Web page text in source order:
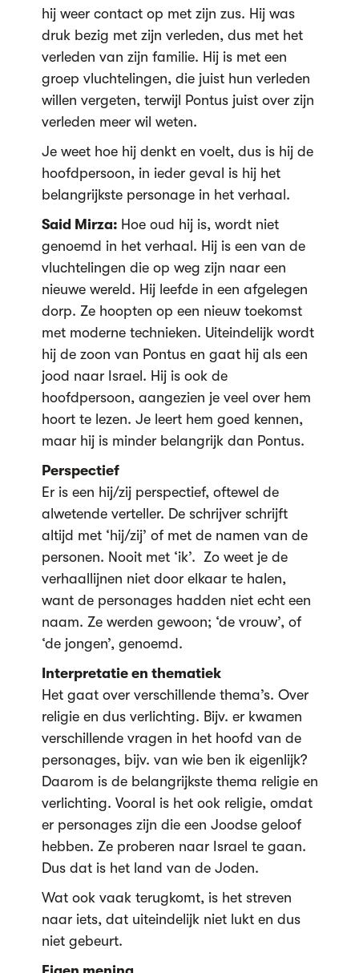
hij weer contact op met zijn zus. Hij was
druk bezig met zijn verleden, dus met het
verleden van zijn familie. Hij is met een
groep vluchtelingen, die juist hun verleden
willen vergeten, terwijl Pontus juist over zijn
verleden meer wil weten.
Je weet hoe hij denkt en voelt, dus is hij de
hoofdpersoon, in ieder geval is hij het
belangrijkste personage in het verhaal.
Said Mirza: Hoe oud hij is, wordt niet
genoemd in het verhaal. Hij is een van de
vluchtelingen die op weg zijn naar een
nieuwe wereld. Hij leefde in een afgelegen
dorp. Ze hoopten op een nieuw toekomst
met moderne technieken. Uiteindelijk wordt
hij de zoon van Pontus en gaat hij als een
jood naar Israel. Hij is ook de
hoofdpersoon, aangezien je veel over hem
hoort te lezen. Je leert hem goed kennen,
maar hij is minder belangrijk dan Pontus.
Perspectief
Er is een hij/zij perspectief, oftewel de
alwetende verteller. De schrijver schrijft
altijd met ‘hij/zij’ of met de namen van de
personen. Nooit met ‘ik’. Zo weet je de
verhaallijnen niet door elkaar te halen,
want de personages hadden niet echt een
naam. Ze werden gewoon; ‘de vrouw’, of
‘de jongen’, genoemd.
Interpretatie en thematiek
Het gaat over verschillende thema’s. Over
religie en dus verlichting. Bijv. er kwamen
verschillende vragen in het hoofd van de
personages, bijv. van wie ben ik eigenlijk?
Daarom is de belangrijkste thema religie en
verlichting. Vooral is het ook religie, omdat
er personages zijn die een Joodse geloof
hebben. Ze proberen naar Israel te gaan.
Dus dat is het land van de Joden.
Wat ook vaak terugkomt, is het streven
naar iets, dat uiteindelijk niet lukt en dus
niet gebeurt.